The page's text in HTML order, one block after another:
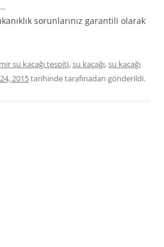
sorunlarınız garantili olarak
su kaçağı tespiti,su kaçağı,su kaçağı
2015tarihindetarafınadan gönderildi.